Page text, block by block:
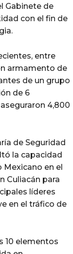
Gabinete de
con el fin de
entre
armamento de
de un grupo
de 6
4,800
de Seguridad
la capacidad
Mexicano en el
Culiacán para
líderes
en el tráfico de
10 elementos